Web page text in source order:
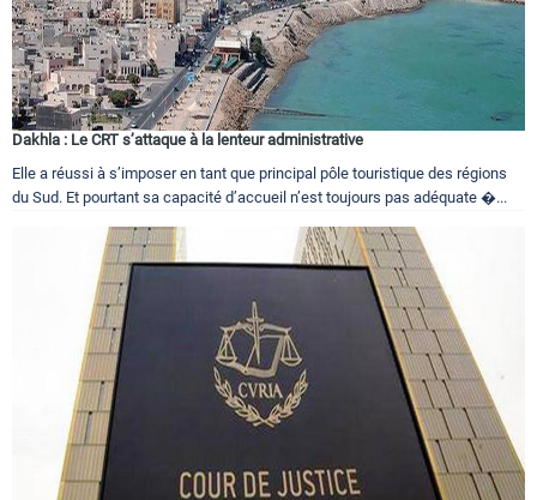
Dakhla : Le CRT s’attaque à la lenteur administrative
Elle a réussi à s’imposer en tant que principal pôle touristique des régions
du Sud. Et pourtant sa capacité d’accueil n’est toujours pas adéquate �...